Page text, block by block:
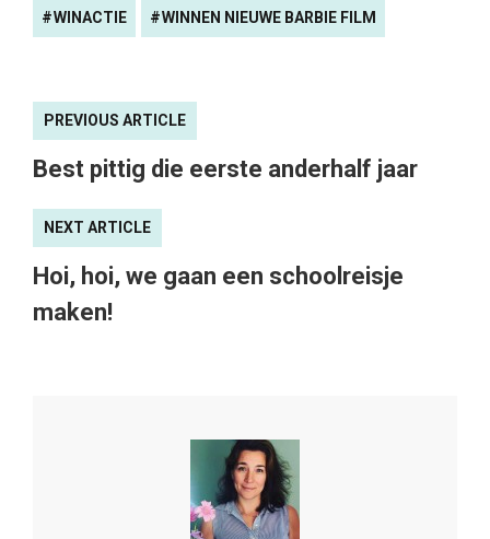
WINACTIE WINNEN NIEUWE BARBIE FILM
PREVIOUS ARTICLE
Best pittig die eerste anderhalf jaar
NEXT ARTICLE
Hoi, hoi, we gaan een schoolreisje
maken!